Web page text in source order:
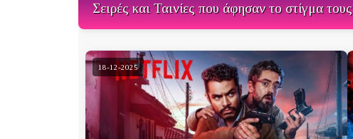
Σειρές και Ταινίες που άφησαν το στίγμα τους
18-12-2025